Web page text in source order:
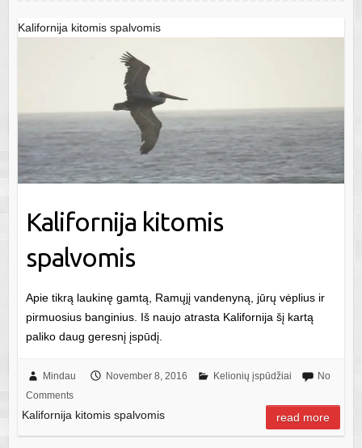
Kalifornija kitomis spalvomis
Kalifornija kitomis
spalvomis
Apie tikrą laukinę gamtą, Ramųjį vandenyną, jūrų vėplius ir
pirmuosius banginius. Iš naujo atrasta Kalifornija šį kartą
paliko daug geresnį įspūdį.
Mindau November 8, 2016 Kelionių įspūdžiai
No
Comments
Kalifornija kitomis spalvomis read more